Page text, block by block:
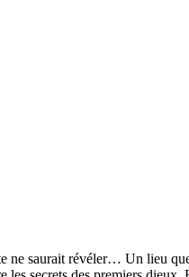
saurait révéler… Un lieu